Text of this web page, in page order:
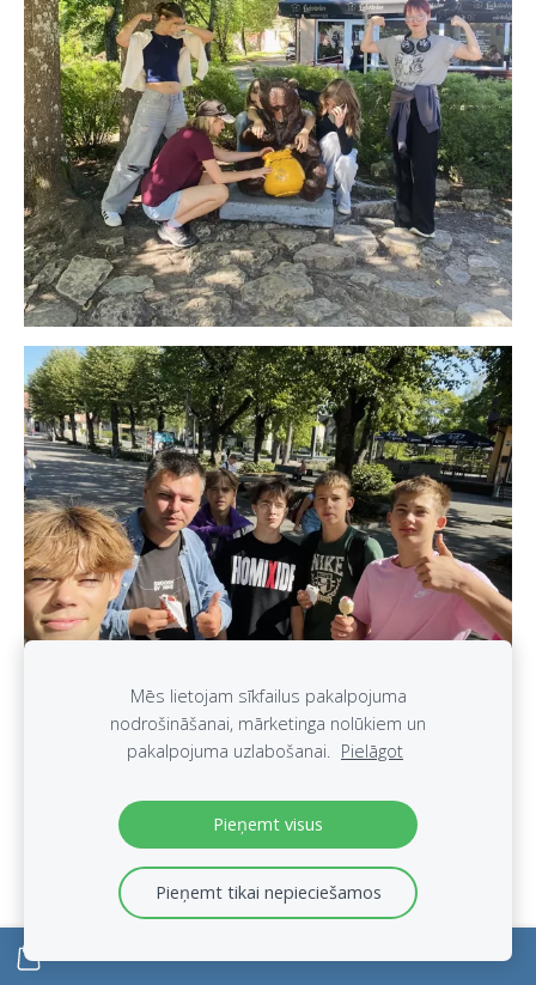
Mēs lietojam sīkfailus pakalpojuma
nodrošināšanai, mārketinga nolūkiem un
pakalpojuma uzlabošanai. Pielāgot
Pieņemt visus
Pieņemt tikai nepieciešamos